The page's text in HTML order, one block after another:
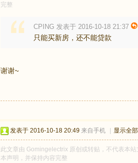
完整
CPING 发表于 2016-10-18 21:37
只能买新房，还不能贷款
谢谢~
发表于 2016-10-18 20:49 来自手机 显示全
此文章由 Gomingelectrix 原创或转贴，不代表本
本声明，并保持内容完整